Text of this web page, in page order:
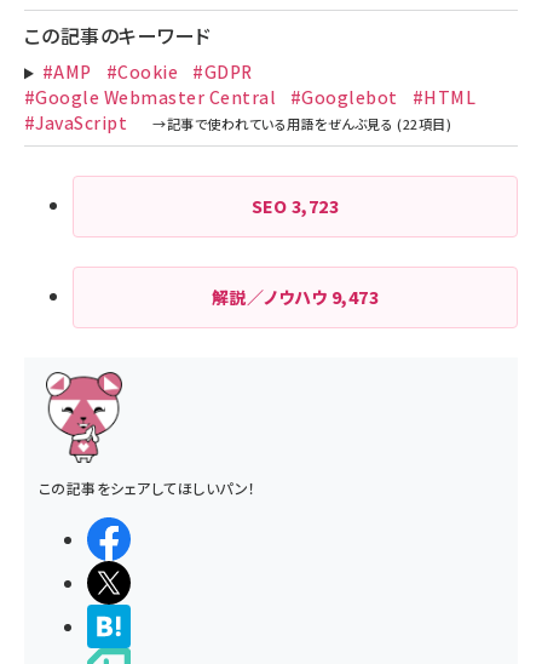
り
この記事のキーワード
#AMP #Cookie
#GDPR
#Google Webmaster Central
#Googlebot
#HTML
#JavaScript
SEO 3,723
解説／ノウハウ 9,473
この記事をシェアしてほしいパン！